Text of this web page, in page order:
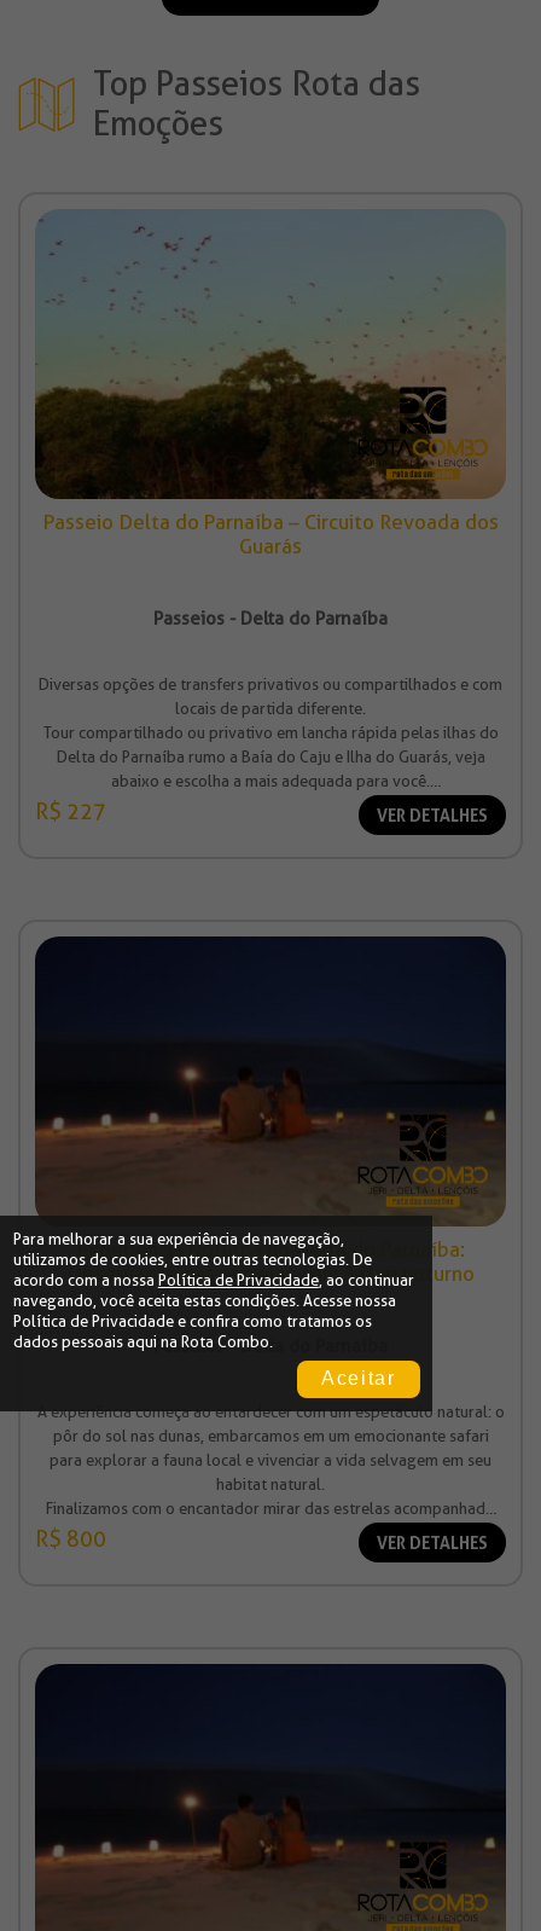
Top Passeios Rota das
Emoções
Passeio Delta do Parnaíba – Circuito Revoada dos
Guarás
Passeios - Delta do Parnaíba
Diversas opções de transfers privativos ou compartilhados e com
locais de partida diferente.
Tour compartilhado ou privativo em lancha rápida pelas ilhas do
Delta do Parnaíba rumo a Baía do Caju e Ilha do Guarás, veja
abaixo e escolha a mais adequada para você.
Valor à partir de R$ 227,00
R$ 227 VER DETALHES
Experiência Noturna no Delta do Parnaíba:
Observação das estrelas com Safari noturno
Passeios - Delta do Parnaíba
A experiência começa ao entardecer com um espetáculo natural: o
pôr do sol nas dunas, embarcamos em um emocionante safari
para explorar a fauna local e vivenciar a vida selvagem em seu
habitat natural.
Finalizamos com o encantador mirar das estrelas acompanhado
por uma seleção de aperitivos harmonizados com vinho.
Valor à partir de R$ 800,00 (por pessoa)
R$ 800 VER DETALHES
Para melhorar a sua experiência de navegação,
utilizamos de cookies, entre outras tecnologias. De
acordo com a nossa Política de Privacidade, ao continuar
navegando, você aceita estas condições. Acesse nossa
Política de Privacidadee confira como tratamos os
dados pessoais aqui na Rota Combo.
Aceitar